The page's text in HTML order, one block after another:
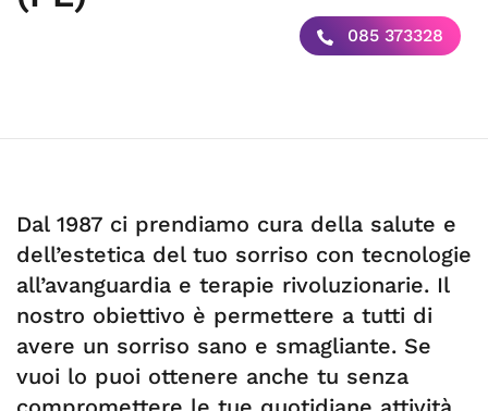
085 373328
Dal 1987 ci prendiamo cura della salute e
dell’estetica del tuo sorriso con tecnologie
all’avanguardia e terapie rivoluzionarie. Il
nostro obiettivo è permettere a tutti di
avere un sorriso sano e smagliante. Se
vuoi lo puoi ottenere anche tu senza